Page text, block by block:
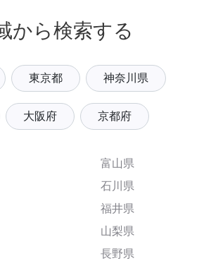
から検索する
東京都 神奈川県
大阪府 京都府
富山県
石川県
福井県
山梨県
長野県